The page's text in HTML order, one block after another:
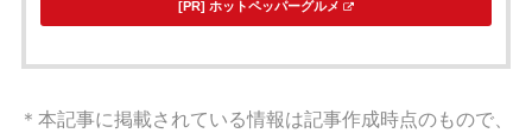
[PR] ホットペッパーグルメ
＊本記事に掲載されている情報は記事作成時点のもので、